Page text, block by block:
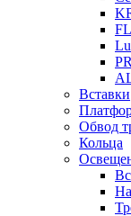
Вставки
Обвод
Кольца